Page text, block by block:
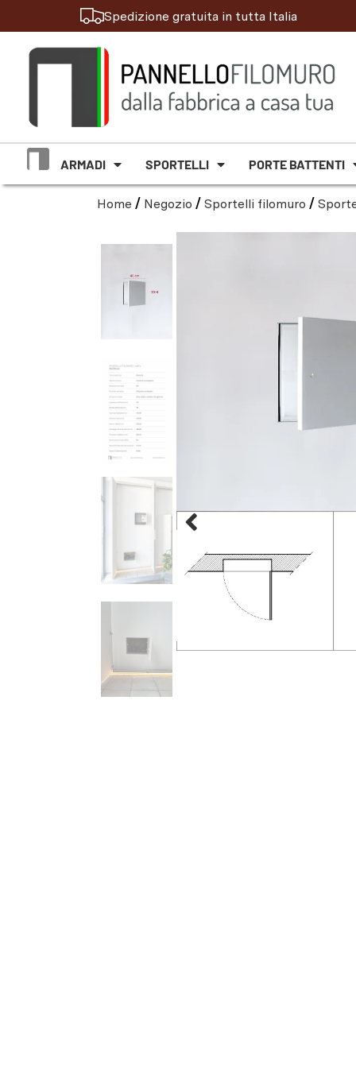
Spedizione gratuita in tutta Italia
ARMADI SPORTELLI PORTE BATTENTI
Home / Negozio / Sportelli filomuro /